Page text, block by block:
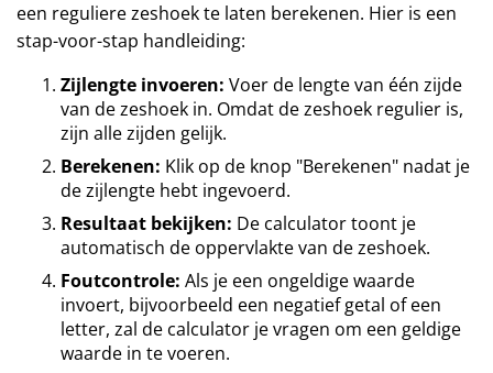
een reguliere zeshoek te laten berekenen. Hier is een
stap-voor-stap handleiding:
Zijlengte invoeren: Voer de lengte van één zijde
van de zeshoek in. Omdat de zeshoek regulier is,
zijn alle zijden gelijk.
Berekenen: Klik op de knop "Berekenen" nadat je
de zijlengte hebt ingevoerd.
Resultaat bekijken: De calculator toont je
automatisch de oppervlakte van de zeshoek.
Foutcontrole: Als je een ongeldige waarde
invoert, bijvoorbeeld een negatief getal of een
letter, zal de calculator je vragen om een geldige
waarde in te voeren.